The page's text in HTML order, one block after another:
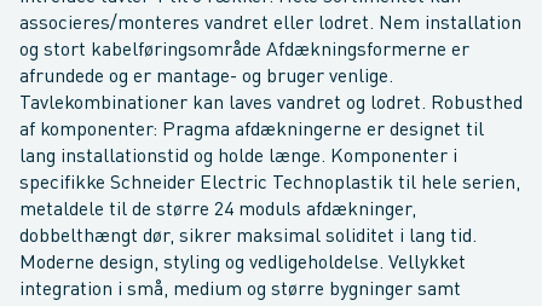
associeres/monteres vandret eller lodret. Nem installation
og stort kabelføringsområde Afdækningsformerne er
afrundede og er mantage- og bruger venlige.
Tavlekombinationer kan laves vandret og lodret. Robusthed
af komponenter: Pragma afdækningerne er designet til
lang installationstid og holde længe. Komponenter i
specifikke Schneider Electric Technoplastik til hele serien,
metaldele til de større 24 moduls afdækninger,
dobbelthængt dør, sikrer maksimal soliditet i lang tid.
Moderne design, styling og vedligeholdelse. Vellykket
integration i små, medium og større bygninger samt